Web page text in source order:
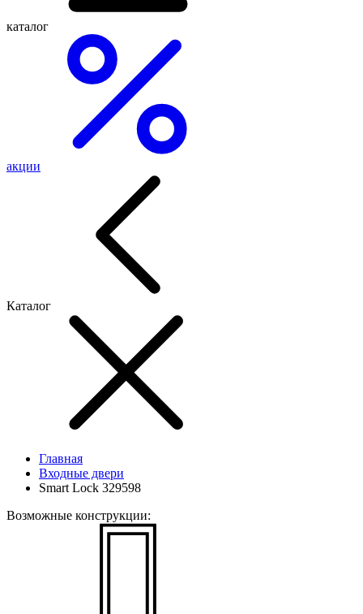
каталог
акции
Каталог
Главная
Входные двери
Smart Lock 329598
Возможные конструкции: